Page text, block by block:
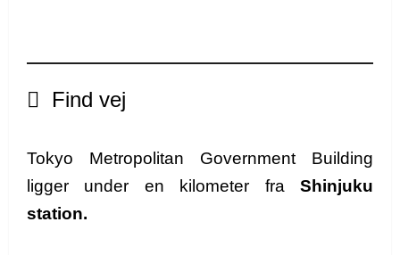
Find vej
Tokyo Metropolitan Government Building
ligger under en kilometer fra Shinjuku
station.